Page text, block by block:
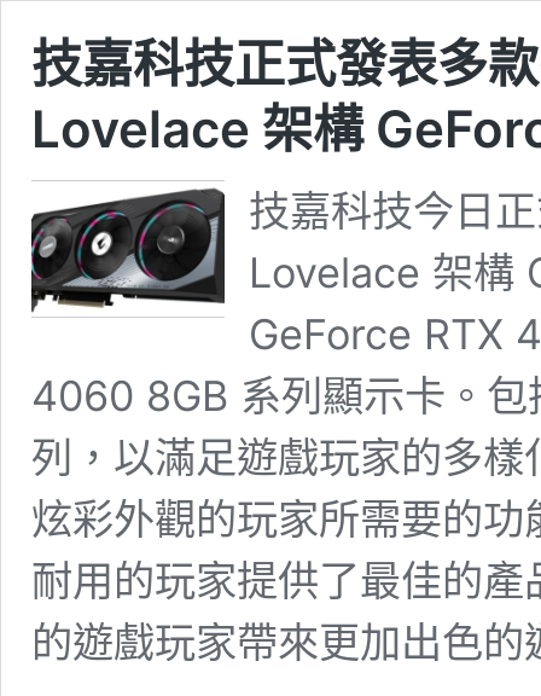
技嘉科技正式發表多
Lovelace 架構
技嘉科技今日
Lovelace 架構
GeForce RTX
4060 8GB 系列顯示卡。包
列，以滿足遊戲玩家的多
炫彩外觀的玩家所需要的
耐用的玩家提供了最佳的
的遊戲玩家帶來更加出色的